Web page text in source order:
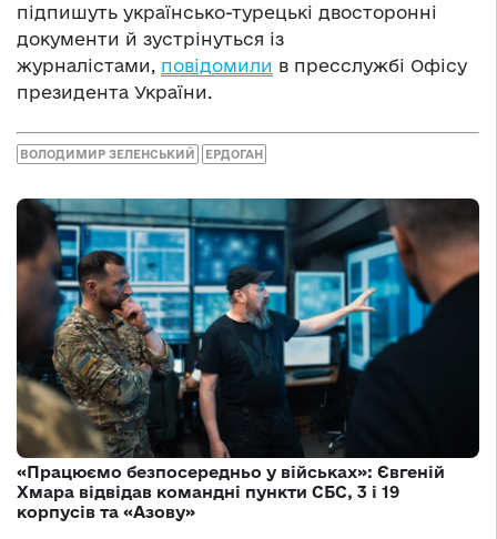
підпишуть українсько-турецькі двосторонні
документи й зустрінуться із
журналістами, повідомили в пресслужбі Офісу
президента України.
ВОЛОДИМИР ЗЕЛЕНСЬКИЙ ЕРДОГАН
«Працюємо безпосередньо у військах»: Євгеній
Хмара відвідав командні пункти СБС, 3 і 19
корпусів та «Азову»